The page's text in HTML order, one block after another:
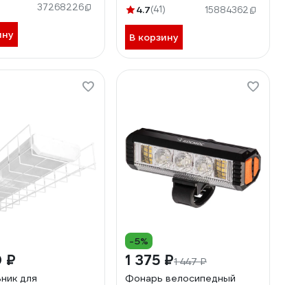
37268226
4.7(41) 15884362
В корзину
₽
для
-5%
1 375 ₽1 447 ₽
Фонарь велосипедный